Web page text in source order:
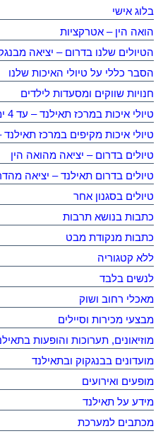
בלוג אישי
הואה הין – אטרקציות
הטיולים שלנו בדרום – יציאה
הסבר כללי על טיולי האיכות שלנו
חנויות שווקים ומסעדות לילדים
טיולי איכות במרכז תאילנד – עד 4 ימים
טיולי איכות מקיפים במרכז תאילנד – 5 ימים
טיולים בדרום – יציאה מהואה הין
טיולים בדרום תאילנד – יציאה
טיולים בסגנון אחר
כתבות בנושא תרבות
כתבות מנקודת מבט
ללא קטגוריה
לנשים בלבד
מאכלי רחוב ושוק
מבצעי מכירות וסיילים
מוזיאונים, תערוכות והופעות
מועדונים בבנגקוק ובתאילנד
מופעים ואירועים
מידע על תאילנד
מכתבים למערכת